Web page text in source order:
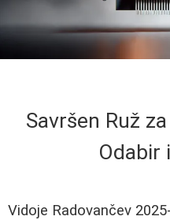
Savršen Ruž
Odabir
Vidoje Radovančev